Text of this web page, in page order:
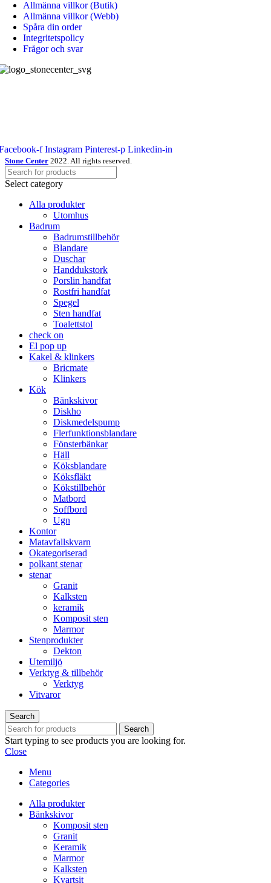
Allmänna villkor (Butik)
Allmänna villkor (Webb)
Spåra din order
Integritetspolicy
Frågor och svar
f Instagram Pinterest-p Linkedin-in
Stone Center 2022. All rights reserved.
Select category
Alla produkter
Utomhus
Badrum
Badrumstillbehör
Blandare
Duschar
Handdukstork
Porslin handfat
Rostfri handfat
Spegel
Sten handfat
Toalettstol
check on
El pop up
Kakel & klinkers
Bricmate
Klinkers
Kök
Bänkskivor
Diskho
Diskmedelspump
Flerfunktionsblandare
Fönsterbänkar
Häll
Köksblandare
Köksfläkt​
Kökstillbehör
Matbord
Soffbord
Ugn​
Kontor
Matavfallskvarn
Okategoriserad
polkant stenar
stenar
Granit
Kalksten
keramik
Komposit sten
Marmor
Stenprodukter
Dekton
Utemiljö
Verktyg & tillbehör
Verktyg
Vitvaror
Search
Search
Start typing to see products you are looking for.
Close
Menu
Categories
Alla produkter
Bänkskivor
Komposit sten
Granit
Keramik
Marmor
Kalksten
Kvartsit